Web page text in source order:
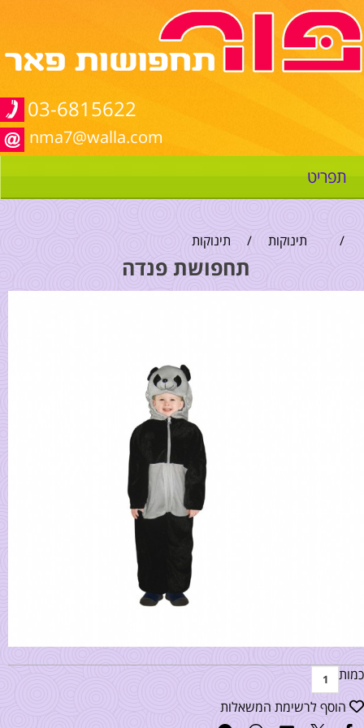
03-6815622
nma7@walla.com
תפריט
/ תינוקות / תינוקות
תחפושת פנדה
כמות
הוסף לרשימת המשאלות